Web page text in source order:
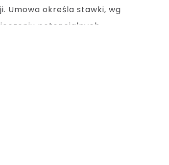
Umowa określa stawki, wg
potencjalnych